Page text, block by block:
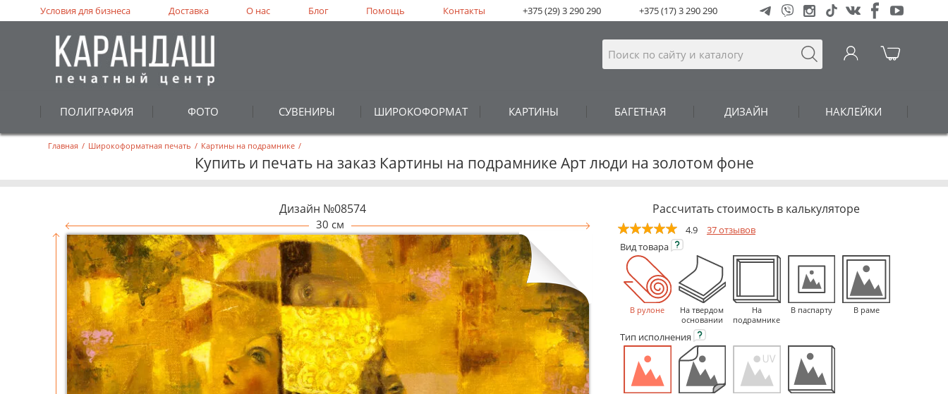
ПОЛИГРАФИЯ ФОТО СУВЕНИРЫ ШИРОКОФОРМАТ КАРТИНЫ БАГЕТНАЯ ДИЗАЙН НАКЛЕЙКИ
Условия для бизнеса Доставка О нас Блог Помощь Контакты +375 (29) 3 290 290 +375 (17) 3 290 290
Главная / Широкоформатная печать / Картины на подрамнике /
Купить и печать на заказ Картины на подрамнике Арт люди на золотом фоне
Дизайн №08574
30 см
Рассчитать стоимость в калькуляторе
4.9
37 отзывов
Видтовара
В рулоне
На твердом
основании
На
подрамнике
В паспарту В раме
Тип исполнения